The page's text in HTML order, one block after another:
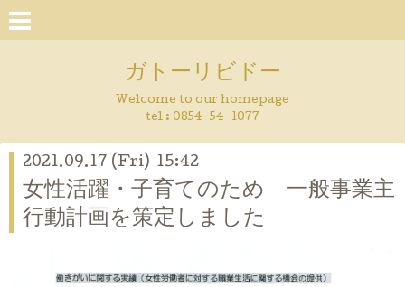
ガトーリビドー
Welcome to our homepage
tel : 0854-54-1077
2021.09.17 (Fri) 15:42
女性活躍・子育てのため 一般事業主
行動計画を策定しました